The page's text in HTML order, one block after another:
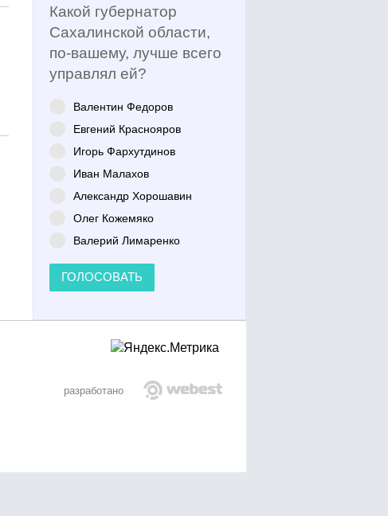
Какой губернатор
Сахалинской области,
по-вашему, лучше всего
управлял ей?
Валентин Федоров
Евгений Краснояров
Игорь Фархутдинов
Иван Малахов
Александр Хорошавин
Олег Кожемяко
Валерий Лимаренко
ГОЛОСОВАТЬ
разработано